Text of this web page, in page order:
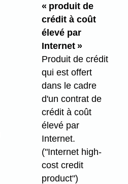
« produit de
crédit à coût
élevé par
Internet »
Produit de crédit
qui est offert
dans le cadre
d'un contrat de
crédit à coût
élevé par
Internet.
("Internet high-
cost credit
product")